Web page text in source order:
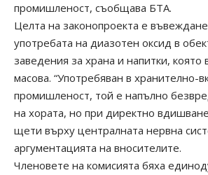
промишленост, съобщава БТА.
Целта на законопроекта е
употребата на диазотен оксид в
заведения за храна и напитки, която
масова. “Употребяван в хранително-
промишленост, той е напълно
на хората, но при директно
щети върху централната нервна
аргументацията на вносителите.
Членовете на комисията бяха